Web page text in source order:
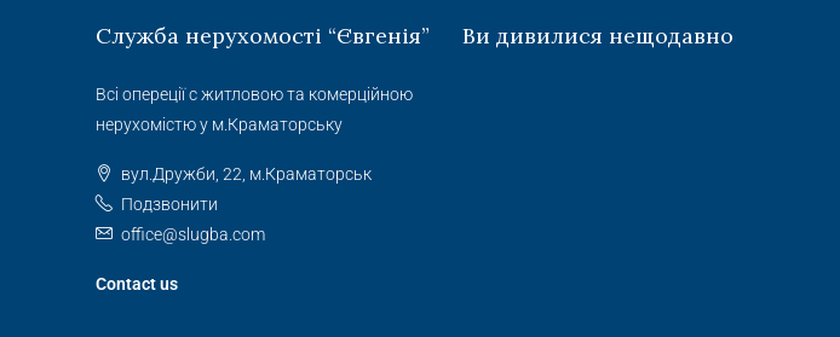
Служба нерухомості “Євгенія”
Всі опереції с житловою та комерційною
нерухомістю у м.Краматорську
вул.Дружби, 22, м.Краматорськ
Подзвонити
office@slugba.com
Contact us
Ви дивилися нещодавно